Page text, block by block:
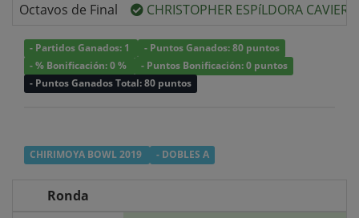
Octavos de Final
CHRISTOPHER ESPíLDORA
- Partidos Ganados: 1
- Puntos Ganados: 80 puntos
- % Bonificación: 0 %
- Puntos Bonificación: 0 puntos
- Puntos Ganados Total: 80 puntos
CHIRIMOYA BOWL 2019 - DOBLES A
Ronda